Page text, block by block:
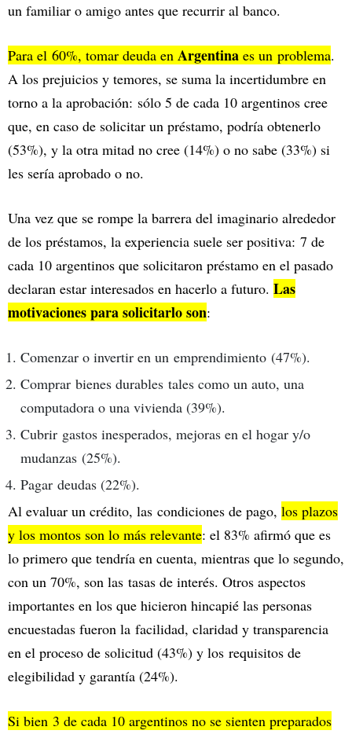
un familiar o amigo antes que recurrir al banco.
Para el 60%, tomar deuda en Argentina es un problema.
A los prejuicios y temores, se suma la incertidumbre en
torno a la aprobación: sólo 5 de cada 10 argentinos cree
que, en caso de solicitar un préstamo, podría obtenerlo
(53%), y la otra mitad no cree (14%) o no sabe (33%) si
les sería aprobado o no.
Una vez que se rompe la barrera del imaginario alrededor
de los préstamos, la experiencia suele ser positiva: 7 de
cada 10 argentinos que solicitaron préstamo en el pasado
declaran estar interesados en hacerlo a futuro. Las
motivaciones para solicitarlo son:
Comenzar o invertir en un emprendimiento (47%).
Comprar bienes durables tales como un auto, una
computadora o una vivienda (39%).
Cubrir gastos inesperados, mejoras en el hogar y/o
mudanzas (25%).
Pagar deudas (22%).
Al evaluar un crédito, las condiciones de pago, los plazos
y los montos son lo más relevante: el 83% afirmó que es
lo primero que tendría en cuenta, mientras que lo segundo,
con un 70%, son las tasas de interés. Otros aspectos
importantes en los que hicieron hincapié las personas
encuestadas fueron la facilidad, claridad y transparencia
en el proceso de solicitud (43%) y los requisitos de
elegibilidad y garantía (24%).
Si bien 3 de cada 10 argentinos no se sienten preparados